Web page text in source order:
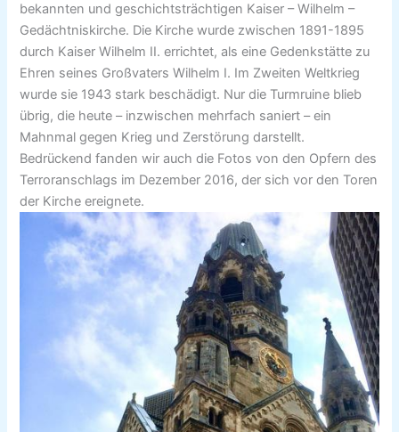
bekannten und geschichtsträchtigen Kaiser – Wilhelm –
Gedächtniskirche. Die Kirche wurde zwischen 1891-1895
durch Kaiser Wilhelm II. errichtet, als eine Gedenkstätte zu
Ehren seines Großvaters Wilhelm I. Im Zweiten Weltkrieg
wurde sie 1943 stark beschädigt. Nur die Turmruine blieb
übrig, die heute – inzwischen mehrfach saniert – ein
Mahnmal gegen Krieg und Zerstörung darstellt.
Bedrückend fanden wir auch die Fotos von den Opfern des
Terroranschlags im Dezember 2016, der sich vor den Toren
der Kirche ereignete.